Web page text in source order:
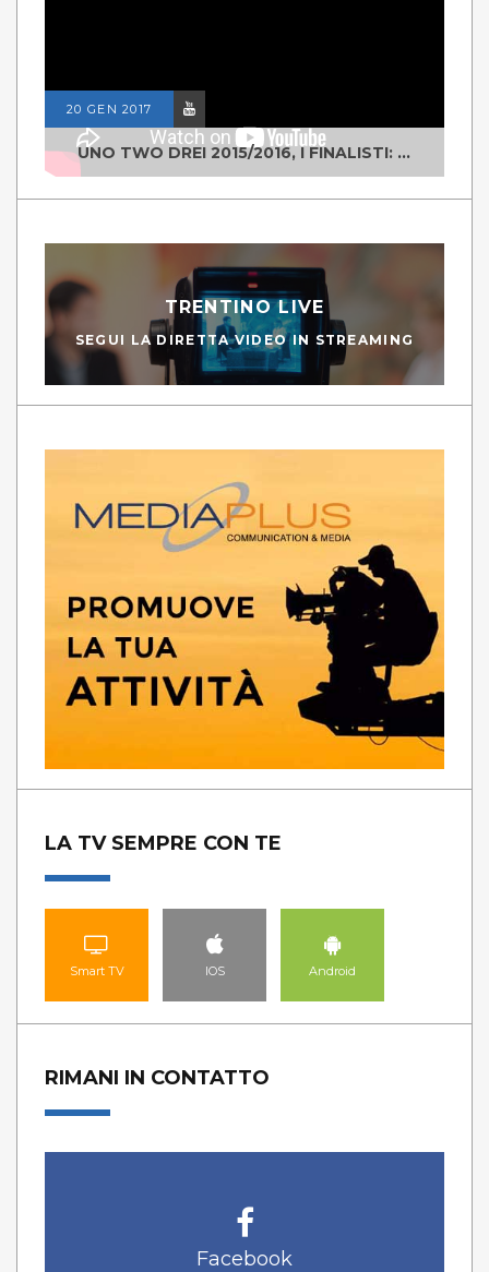
20 GEN 2017
UNO TWO DREI 2015/2016, I FINALISTI: CLASSE IV ALS ISTITUTO "DEGASPERI" BORGO VALSUGANA
TRENTINO LIVE
SEGUI LA DIRETTA VIDEO IN STREAMING
LA TV SEMPRE CON TE
Smart TV IOS Android
RIMANI IN CONTATTO
Facebook